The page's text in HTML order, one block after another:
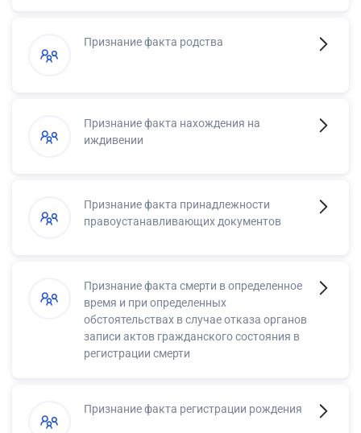
Признание факта родства
Признание факта нахождения на
иждивении
Признание факта принадлежности
правоустанавливающих документов
Признание факта смерти в определенное
время и при определенных
обстоятельствах в случае отказа органов
записи актов гражданского состояния в
регистрации смерти
Признание факта регистрации рождения